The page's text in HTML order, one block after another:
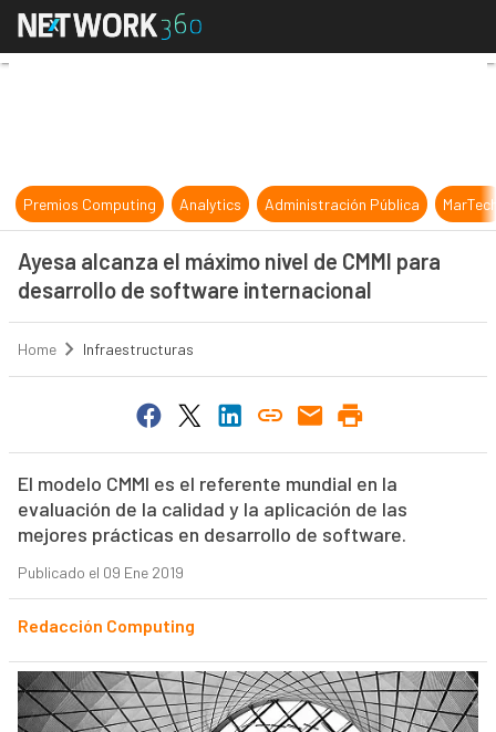
Ayesa alcanza el máximo nivel de
Premios Computing Analytics Administración Pública
Ayesa alcanza el máximo nivel de CMMI para
desarrollo de software internacional
Home Infraestructuras
El modelo CMMI es el referente mundial en la
evaluación de la calidad y la aplicación de las
mejores prácticas en desarrollo de software.
Publicado el 09 Ene 2019
Redacción Computing